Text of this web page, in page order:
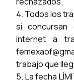
4. Todos los
si
internet a
trabajo que
5. La fecha